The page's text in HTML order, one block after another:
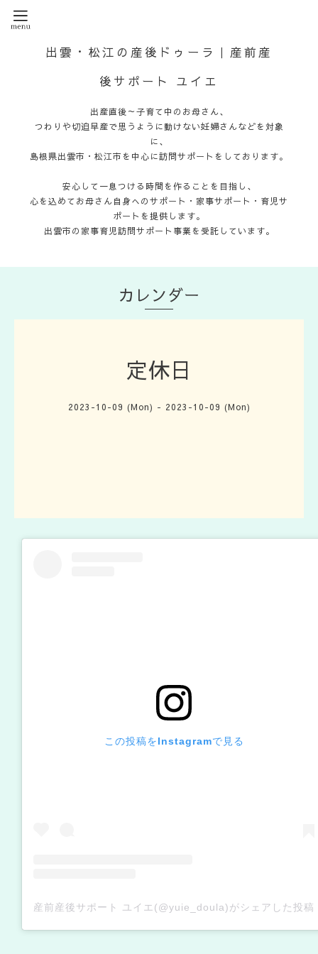
出雲・松江の産後ドゥーラ｜産前産
後サポート ユイエ
出産直後～子育て中のお母さん、
つわりや切迫早産で思うように動けない妊婦さんなどを対象
に、
島根県出雲市・松江市を中心に訪問サポートをしております。
安心して一息つける時間を作ることを目指し、
心を込めてお母さん自身へのサポート・家事サポート・育児サ
ポートを提供します。
出雲市の家事育児訪問サポート事業を受託しています。
カレンダー
定休日
2023-10-09 (Mon) - 2023-10-09 (Mon)
この投稿をInstagramで見る
産前産後サポート ユイエ(@yuie_doula)がシェアした投稿